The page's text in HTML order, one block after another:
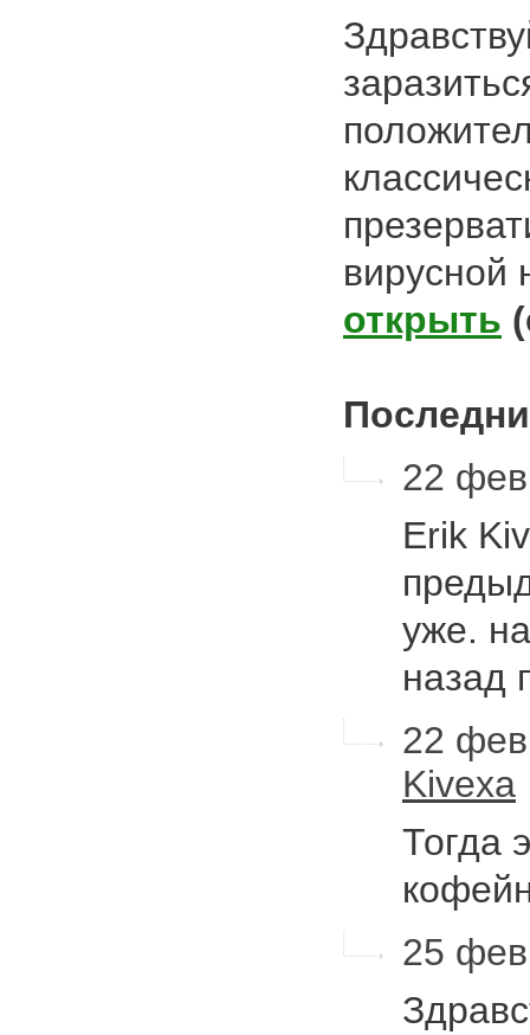
вирусной
открыть
22
Erik
уже.
назад
22
Kivexa
Тогда
25